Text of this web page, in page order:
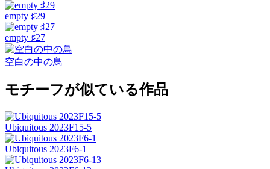
empty ♯29
empty ♯27
空白の中の鳥
モチーフが似ている作品
Ubiquitous 2023F15-5
Ubiquitous 2023F6-1